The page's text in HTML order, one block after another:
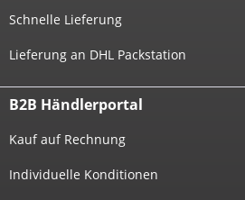
Schnelle Lieferung
Lieferung an DHL Packstation
B2B Händlerportal
Kauf auf Rechnung
Individuelle Konditionen